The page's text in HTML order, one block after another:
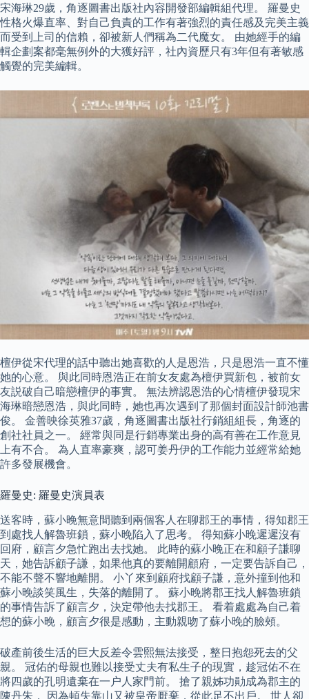
宋海琳29歲，角逐圖書出版社內容開發部編輯組代理。 羅曼史
性格火爆直率、對自己負責的工作有著強烈的責任感及完美主義
而受到上司的信賴，卻被新人們稱為二代魔女。 由她經手的編
輯企劃案都毫無例外的大獲好評，社內資歷只有3年但有著敏感
觸覺的完美編輯。
檀伊從宋代理的話中聽出她喜歡的人是恩浩，只是恩浩一直不懂
她的心意。 與此同時恩浩正在前女友處為檀伊買新包，被前女
友説破自己暗戀檀伊的事實。 無法辨認恩浩的心情檀伊發現宋
海琳暗戀恩浩，與此同時，她也再次遇到了那個封面設計師池書
俊。 金善映徐英雅37歲，角逐圖書出版社行銷組組長，角逐的
創社社員之一。 經常與同是行銷專業出身的高有善在工作意見
上有不合。 為人直率豪爽，認可姜丹伊的工作能力並經常給她
許多發展機會。
羅曼史: 羅曼史演員表
送客時，蘇小晚無意間聽到兩個客人在聊郡王的事情，得知郡王
到處找人解魯班鎖，蘇小晚陷入了思考。 得知蘇小晚遲遲沒有
回府，顧言夕急忙跑出去找她。 此時的蘇小晚正在和顧子謙聊
天，她告訴顧子謙，如果他真的要離開顧府，一定要告訴自己，
不能不聲不響地離開。 小丫來到顧府找顧子謙，意外撞到他和
蘇小晚談笑風生，失落的離開了。 蘇小晚將郡王找人解魯班鎖
的事情告訴了顧言夕，決定帶他去找郡王。 看着處處為自己着
想的蘇小晚，顧言夕很是感動，主動親吻了蘇小晚的臉頰。
破產前後生活的巨大反差令雲熙無法接受，整日抱怨死去的父
親。 冠佑的母親也難以接受丈夫有私生子的現實，趁冠佑不在
將四歲的孔明遺棄在一户人家門前。 搶了親姊功勛成為郡主的
陳丹朱， 因為頓失靠山又被皇帝厭棄，從此足不出戶。 世人卻